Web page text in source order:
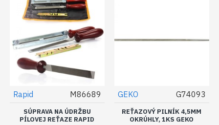
Rapid M86689
SÚPRAVA NA ÚDRŽBU
PÍLOVEJ REŤAZE RAPID
GEKO G74093
REŤAZOVÝ PILNÍK 4,5MM
OKRÚHLY, 1KS GEKO